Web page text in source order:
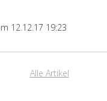
12.12.17 19:23
Alle Artikel